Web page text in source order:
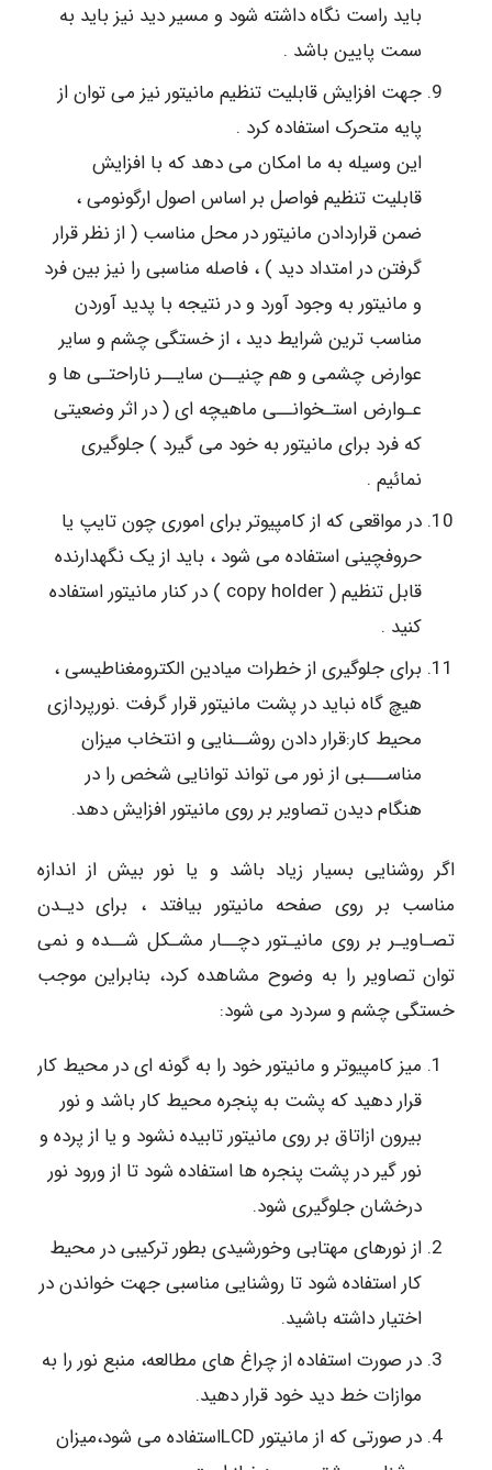
باید راست نگاه داشته شود و مسیر دید نیز باید به
سمت پایین باشد .
جهت افزایش قابلیت تنظیم مانیتور نیز می توان از
پایه متحرک استفاده کرد .
این وسیله به ما امکان می دهد که با افزایش
قابلیت تنظیم فواصل بر اساس اصول ارگونومی ،
ضمن قراردادن مانیتور در محل مناسب ( از نظر قرار
گرفتن در امتداد دید ) ، فاصله مناسبی را نیز بین فرد
و مانیتور به وجود آورد و در نتیجه با پدید آوردن
مناسب ترین شرایط دید ، از خستگی چشم و سایر
عوارض چشمی و هم چنیــن سایــر ناراحتـی ها و
عـوارض استـخوانــی ماهیچه ای ( در اثر وضعیتی
که فرد برای مانیتور به خود می گیرد ) جلوگیری
نمائیم .
در مواقعی که از کامپیوتر برای اموری چون تایپ یا
حروفچینی استفاده می شود ، باید از یک نگهدارنده
قابل تنظیم ( copy holder ) در کنار مانیتور استفاده
کنید .
برای جلوگیری از خطرات میادین الکترومغناطیسی ،
هیچ گاه نباید در پشت مانیتور قرار گرفت .نورپردازی
محیط کار:قرار دادن روشــنایی و انتخاب میزان
مناســـبی از نور می تواند توانایی شخص را در
هنگام دیدن تصاویر بر روی مانیتور افزایش دهد.
اگر روشنایی بسیار زیاد باشد و یا نور بیش از اندازه
مناسب بر روی صفحه مانیتور بیافتد ، برای دیـدن
تصـاویـر بر روی مانیـتور دچــار مشـکل شــده و نمی
توان تصاویر را به وضوح مشاهده کرد، بنابراین موجب
خستگی چشم و سردرد می شود:
میز کامپیوتر و مانیتور خود را به گونه ای در محیط کار
قرار دهید که پشت به پنجره محیط کار باشد و نور
بیرون ازاتاق بر روی مانیتور تابیده نشود و یا از پرده و
نور گیر در پشت پنجره ها استفاده شود تا از ورود نور
درخشان جلوگیری شود.
از نورهای مهتابی وخورشیدی بطور ترکیبی در محیط
کار استفاده شود تا روشنایی مناسبی جهت خواندن در
اختیار داشته باشید.
در صورت استفاده از چراغ های مطالعه، منبع نور را به
موازات خط دید خود قرار دهید.
در صورتی که از مانیتور LCDاستفاده می شود،میزان